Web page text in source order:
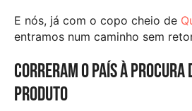
E nós, já com o copo cheio de
entramos num caminho sem
Correram o País à procura
produto